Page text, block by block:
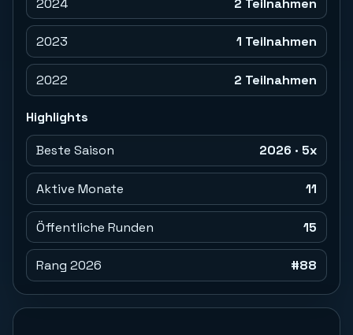
2023 1 Teilnahmen
2022 2 Teilnahmen
Highlights
Beste Saison 2026 · 5x
Aktive Monate 11
Öffentliche Runden 15
Rang 2026 #88